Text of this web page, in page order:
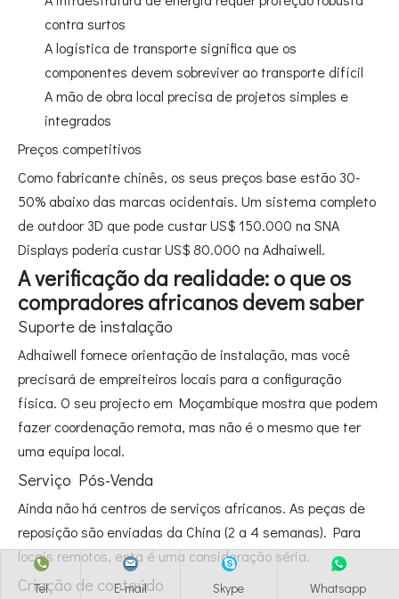
contra surtos
A logística de transporte significa que os
componentes devem sobreviver ao transporte difícil
A mão de obra local precisa de projetos simples e
integrados
Preços competitivos
Como fabricante chinês, os seus preços base estão 30-
50% abaixo das marcas ocidentais. Um sistema completo
de outdoor 3D que pode custar US$ 150.000 na SNA
Displays poderia custar US$ 80.000 na Adhaiwell.
A verificação da realidade: o que os
compradores africanos devem saber
Suporte de instalação
Adhaiwell fornece orientação de instalação, mas você
precisará de empreiteiros locais para a configuração
física. O seu projecto em Moçambique mostra que podem
fazer coordenação remota, mas não é o mesmo que ter
uma equipa local.
Serviço Pós-Venda
Ainda não há centros de serviços africanos. As peças de
reposição são enviadas da China (2 a 4 semanas). Para
locais remotos, esta é uma consideração séria.
Criação de conteúdo
Tel E-mail Skype Whatsapp